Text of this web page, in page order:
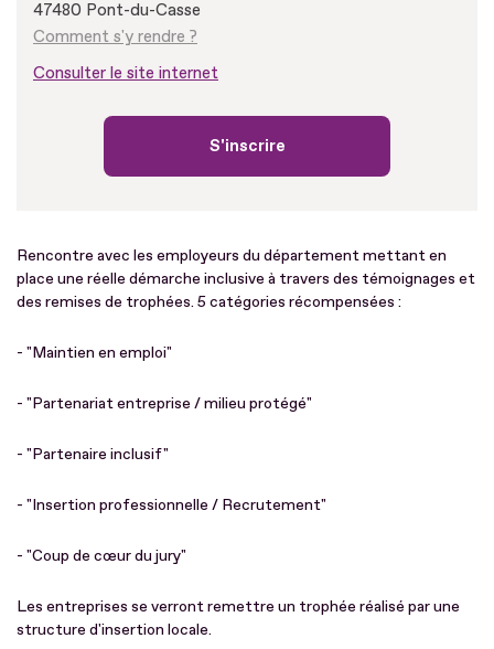
47480 Pont-du-Casse
Comment s'y rendre ?
Consulter le site internet
S'inscrire
Rencontre avec les employeurs du département mettant en
place une réelle démarche inclusive à travers des témoignages et
des remises de trophées. 5 catégories récompensées :
- "Maintien en emploi"
- "Partenariat entreprise / milieu protégé"
- "Partenaire inclusif"
- "Insertion professionnelle / Recrutement"
- "Coup de cœur du jury"
Les entreprises se verront remettre un trophée réalisé par une
structure d'insertion locale.